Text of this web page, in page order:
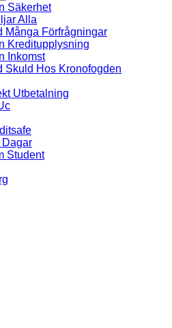
Säkerhet
Alla
Många Förfrågningar
Kreditupplysning
Inkomst
Skuld Hos Kronofogden
Utbetalning
Dagar
Student